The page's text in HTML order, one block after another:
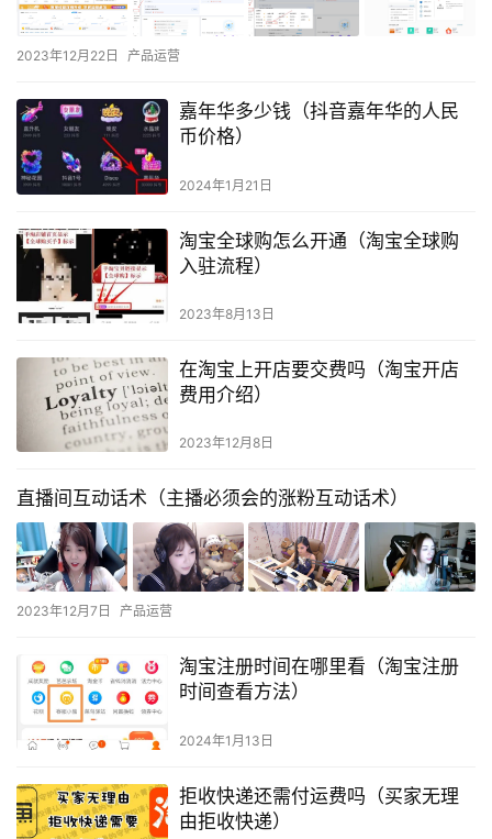
2023年12月22日 产品运营
嘉年华多少钱（抖音嘉年华的人民
币价格）
2024年1月21日
淘宝全球购怎么开通（淘宝全球购
入驻流程）
2023年8月13日
在淘宝上开店要交费吗（淘宝开店
费用介绍）
2023年12月8日
直播间互动话术（主播必须会的涨粉互动话术）
2023年12月7日 产品运营
淘宝注册时间在哪里看（淘宝注册
时间查看方法）
2024年1月13日
拒收快递还需付运费吗（买家无理
由拒收快递）